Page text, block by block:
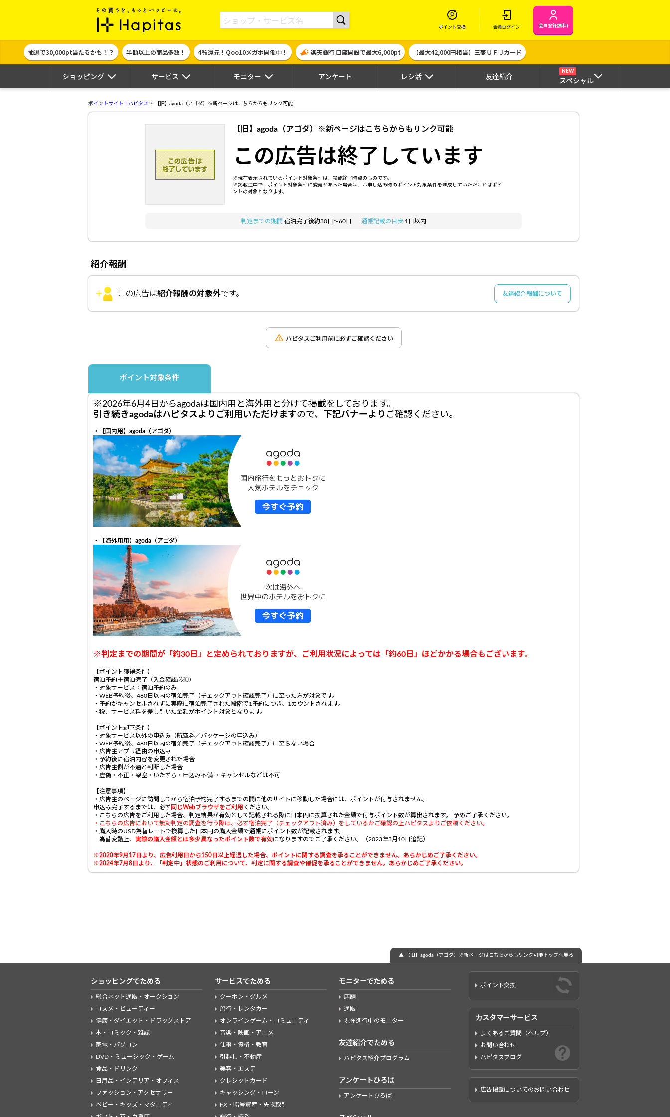
ポイント貯めて現金やギフト券に交換できるポイントサイト | ハピタス
ポイント交換 会員ログイン 会員登録(無料)
抽選で30,000pt当たるかも！？ 半額以上の商品多数！ 4%還元！Qoo10メガポ開催中！ 楽天銀行 口座開設で最大6,000pt 【最大42,000円相当】三菱ＵＦＪカード
ショッピング サービス モニター アンケート レシ活 友達紹介
NEW
スペシャル
ポイントサイト｜ハピタス 【旧】agoda（アゴダ）※新ページはこちらからもリンク可能
【旧】agoda（アゴダ）※新ページはこちらからもリンク可能
この広告は終了しています
※現在表示されているポイント対象条件は、掲載終了時点のものです。
※掲載途中で、ポイント対象条件に変更があった場合は、お申し込み時のポイント対象条件を達成していただければポイ
ントの対象となります。
判定までの期間 宿泊完了後約30日～60日 通帳記載の目安 1日以内
紹介報酬
この広告は紹介報酬の対象外です。 友達紹介報酬について
ハピタスご利用前に必ずご確認ください
ポイント対象条件
※2026年6月4日からagodaは国内用と海外用と分けて掲載をしております。
引き続きagodaはハピタスよりご利用いただけますので、 下記バナーより ご確認ください。
・【国内用】agoda（アゴダ）
・【海外用用】agoda（アゴダ）
※判定までの期間が「約30日」と定められておりますが、ご利用状況によっては「約60日」ほどかかる場合もございます。
【ポイント獲得条件】
宿泊予約＋宿泊完了（入金確認必須）
・対象サービス：宿泊予約のみ
・WEB予約後、480日以内の宿泊完了（チェックアウト確認完了）に至った方が対象です。
・予約がキャンセルされずに実際に宿泊完了された段階で1予約につき、1カウントされます。
・税、サービス料を差し引いた金額がポイント対象となります。
【ポイント却下条件】
・対象サービス以外の申込み（航空券／パッケージの申込み）
・WEB予約後、480日以内の宿泊完了（チェックアウト確認完了）に至らない場合
・広告主アプリ経由の申込み
・予約後に宿泊内容を変更された場合
・広告主側が不適と判断した場合
・虚偽・不正・架空・いたずら・申込み不備 ・キャンセルなどは不可
【注意事項】
・広告主のページに訪問してから宿泊予約完了するまでの間に他のサイトに移動した場合には、ポイントが付与されません。
申込み完了するまでは、必ず 同じWebブラウザをご利用 ください。
・こちらの広告をご利用した場合、 判定結果が有効として記載される際に日本円に換算された金額で付与ポイント数が算出されます。
予めご了承ください。
・こちらの広告において無効判定の調査を行う際は、必ず宿泊完了（チェックアウト済み）をしているかご確認の上ハピタスよりご依頼ください。
・購入時のUSD為替レートで換算した日本円の購入金額で通帳にポイント数が記載されます。
為替変動上、 実際の購入金額とは多少異なったポイント数で有効になりますのでご了承ください。（2023年3月10日追記）
※2020年9月17日より、広告利用日から150日以上経過した場合、ポイントに関する調査を承ることができません。あらかじめご了承ください。
※2024年7月8日より、「判定中」状態のご利用について、判定に関する調査や催促を承ることができません。あらかじめご了承ください。
▲ 【旧】agoda（アゴダ）※新ページはこちらからもリンク可能トップへ戻る
ショッピングでためる
総合ネット通販・オークション
コスメ・ビューティー
健康・ダイエット・ドラッグストア
本・コミック・雑誌
家電・パソコン
DVD・ミュージック・ゲーム
食品・ドリンク
日用品・インテリア・オフィス
ファッション・アクセサリー
ベビー・キッズ・マタニティ
サービスでためる
クーポン・グルメ
旅行・レンタカー
オンラインゲーム・コミュニティ
音楽・映画・アニメ
仕事・資格・教育
引越し・不動産
美容・エステ
クレジットカード
キャッシング・ローン
FX・暗号資産・先物取引
モニターでためる
店舗
通販
現在進行中のモニター
友達紹介でためる
ハピタス紹介プログラム
アンケートひろば
アンケートひろば
ポイント交換
カスタマーサービス
よくあるご質問（ヘルプ）
お問い合わせ
ハピタスブログ
広告掲載についてのお問い合わせ